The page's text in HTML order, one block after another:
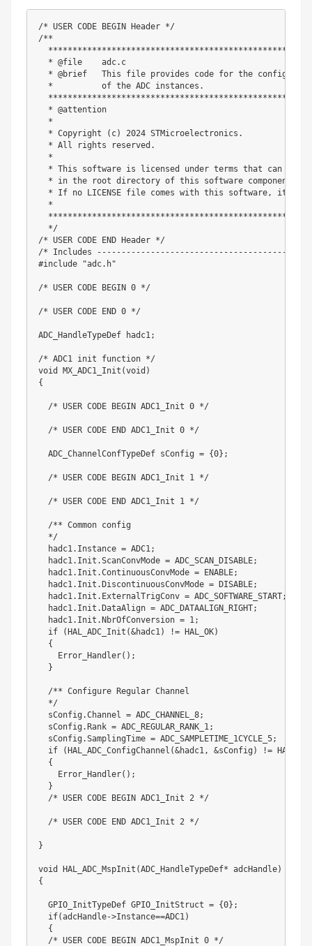
/* USER CODE BEGIN Header */
/**
  * @file    adc.c
* @brief   This file provides code for the
  *          of the ADC instances.
  * @attention
  *
  * Copyright (c) 2024 STMicroelectronics.
  * All rights reserved.
  *
* This software is licensed under terms that can be
  * in the root directory of this software component.
* If no LICENSE file comes with this software, it is
  *
  */
/* USER CODE END Header */
/* Includes
#include "adc.h"
/* USER CODE BEGIN 0 */
/* USER CODE END 0 */
ADC_HandleTypeDef hadc1;
/* ADC1 init function */
void MX_ADC1_Init(void)
{
  /* USER CODE BEGIN ADC1_Init 0 */
  /* USER CODE END ADC1_Init 0 */
  ADC_ChannelConfTypeDef sConfig = {0};
  /* USER CODE BEGIN ADC1_Init 1 */
  /* USER CODE END ADC1_Init 1 */
  /** Common config
  */
  hadc1.Instance = ADC1;
  hadc1.Init.ScanConvMode = ADC_SCAN_DISABLE;
  hadc1.Init.ContinuousConvMode = ENABLE;
  hadc1.Init.DiscontinuousConvMode = DISABLE;
  hadc1.Init.ExternalTrigConv = ADC_SOFTWARE_START;
  hadc1.Init.DataAlign = ADC_DATAALIGN_RIGHT;
  hadc1.Init.NbrOfConversion = 1;
  if (HAL_ADC_Init(&hadc1) != HAL_OK)
  {
    Error_Handler();
  }
  /** Configure Regular Channel
  */
  sConfig.Channel = ADC_CHANNEL_8;
  sConfig.Rank = ADC_REGULAR_RANK_1;
  sConfig.SamplingTime = ADC_SAMPLETIME_1CYCLE_5;
  if (HAL_ADC_ConfigChannel(&hadc1, &sConfig) != HAL_OK)
  {
    Error_Handler();
  }
  /* USER CODE BEGIN ADC1_Init 2 */
  /* USER CODE END ADC1_Init 2 */
}
void HAL_ADC_MspInit(ADC_HandleTypeDef* adcHandle)
{
  GPIO_InitTypeDef GPIO_InitStruct = {0};
  if(adcHandle->Instance==ADC1)
  {
  /* USER CODE BEGIN ADC1_MspInit 0 */